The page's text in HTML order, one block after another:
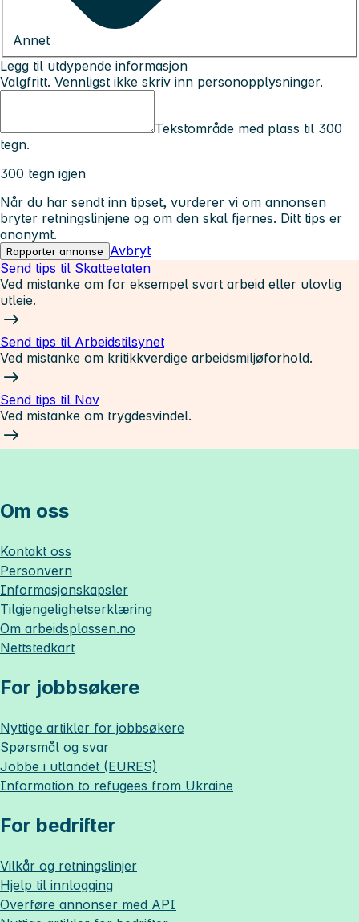
Annet
Legg til utdypende informasjon
Valgfritt. Vennligst ikke skriv inn personopplysninger.
Tekstområde med plass til 300
tegn.
300 tegn igjen
Når du har sendt inn tipset, vurderer vi om annonsen
bryter retningslinjene og om den skal fjernes. Ditt tips er
anonymt.
Rapporter annonse
Avbryt
Send tips til Skatteetaten
Ved mistanke om for eksempel svart arbeid eller ulovlig
utleie.
Send tips til Arbeidstilsynet
Ved mistanke om kritikkverdige arbeidsmiljøforhold.
Send tips til Nav
Ved mistanke om trygdesvindel.
Om oss
Kontakt oss
Personvern
Informasjonskapsler
Tilgjengelighetserklæring
Om arbeidsplassen.no
Nettstedkart
For jobbsøkere
Nyttige artikler for jobbsøkere
Spørsmål og svar
Jobbe i utlandet (EURES)
Information to refugees from Ukraine
For bedrifter
Vilkår og retningslinjer
Hjelp til innlogging
Overføre annonser med API